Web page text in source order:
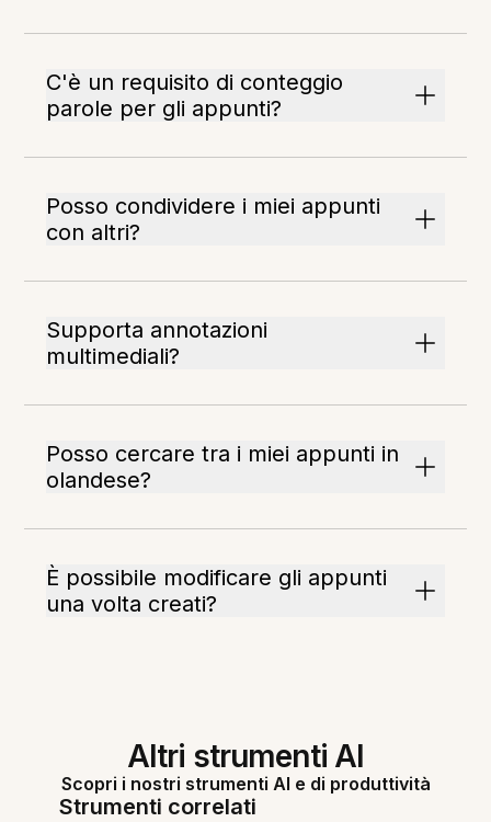
C'è un requisito di conteggio
parole per gli appunti?
Posso condividere i miei appunti
con altri?
Supporta annotazioni
multimediali?
Posso cercare tra i miei appunti in
olandese?
È possibile modificare gli appunti
una volta creati?
Altri strumenti AI
Scopri i nostri strumenti AI e di produttività
Strumenti correlati